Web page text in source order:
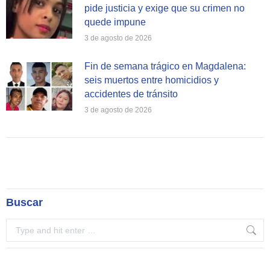
pide justicia y exige que su crimen no
quede impune
3 de agosto de 2026
Fin de semana trágico en Magdalena:
seis muertos entre homicidios y
accidentes de tránsito
3 de agosto de 2026
Buscar